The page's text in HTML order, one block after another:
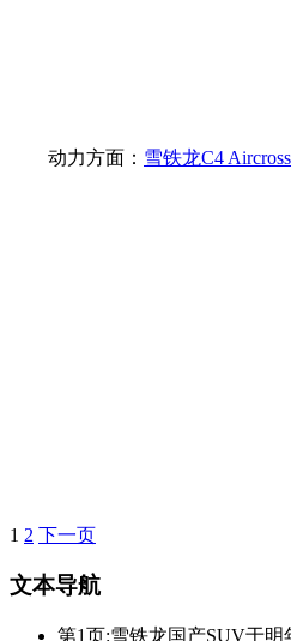
动力方面： 雪铁龙C4 Aircross
1 2 下一页
文本导航
第1页:雪铁龙国产SUV于明